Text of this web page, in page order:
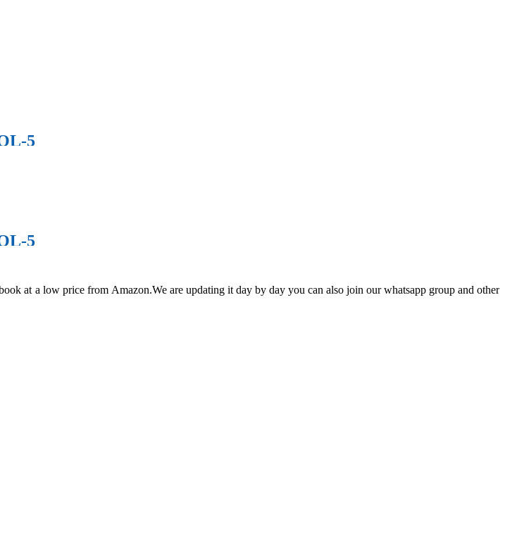
5
5
at a low price from Amazon.We are updating it day by day you can also join our whatsapp group and other